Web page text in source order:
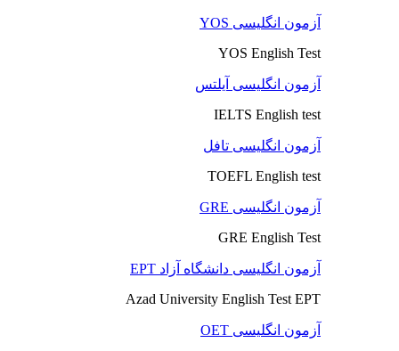
آزمون انگلیسی YOS
YOS English Test
آزمون انگلیسی آیلتس
IELTS English test
آزمون انگلیسی تافل
TOEFL English test
آزمون انگلیسی GRE
GRE English Test
آزمون انگلیسی دانشگاه آزاد EPT
Azad University English Test EPT
آزمون انگلیسی OET